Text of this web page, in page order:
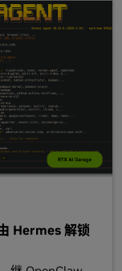
Hermes 解锁